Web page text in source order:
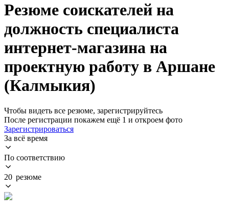
Резюме соискателей на
должность специалиста
интернет-магазина на
проектную работу в Аршане
(Калмыкия)
Чтобы видеть все резюме, зарегистрируйтесь
После регистрации покажем ещё 1 и откроем фото
Зарегистрироваться
За всё время
По соответствию
20 резюме